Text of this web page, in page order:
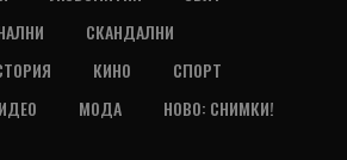
СКАНДАЛНИ
КИНО
СПОРТ
МОДА
НОВО: СНИМКИ!